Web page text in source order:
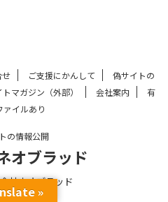
せ ご支援にかんして
偽サイトの
マガジン（外部） 会社案内
有
ァイルあり
の情報公開
オブラッド
社ネオブラッド
»